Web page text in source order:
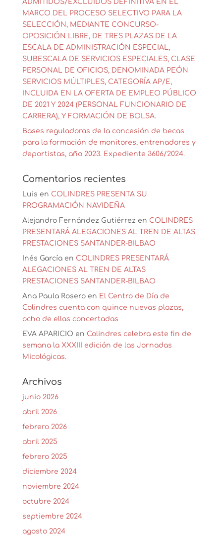
ADMITIDOS/EXCLUIDOS DEFINITIVA EN EL
MARCO DEL PROCESO SELECTIVO PARA LA
SELECCIÓN, MEDIANTE CONCURSO-
OPOSICIÓN LIBRE, DE TRES PLAZAS DE LA
ESCALA DE ADMINISTRACIÓN ESPECIAL,
SUBESCALA DE SERVICIOS ESPECIALES, CLASE
PERSONAL DE OFICIOS, DENOMINADA PEÓN
SERVICIOS MÚLTIPLES, CATEGORÍA AP/E,
INCLUIDA EN LA OFERTA DE EMPLEO PÚBLICO
DE 2021 Y 2024 (PERSONAL FUNCIONARIO DE
CARRERA), Y FORMACIÓN DE BOLSA.
Bases reguladoras de la concesión de becas
para la formación de monitores, entrenadores y
deportistas, año 2023. Expediente 3606/2024.
Comentarios recientes
Luis en COLINDRES PRESENTA SU
PROGRAMACIÓN NAVIDEÑA
Alejandro Fernández Gutiérrez en COLINDRES
PRESENTARÁ ALEGACIONES AL TREN DE ALTAS
PRESTACIONES SANTANDER-BILBAO
Inés Garcíaen COLINDRES PRESENTARÁ
ALEGACIONES AL TREN DE ALTAS
PRESTACIONES SANTANDER-BILBAO
Ana Paula Roseroen El Centro de Día de
Colindres cuenta con quince nuevas plazas,
ocho de ellas concertadas
EVA APARICIO en Colindres celebra este fin de
semana la XXXIII edición de las Jornadas
Micológicas.
Archivos
junio 2026
abril 2026
febrero 2026
abril 2025
febrero 2025
diciembre 2024
noviembre 2024
octubre 2024
septiembre 2024
agosto 2024